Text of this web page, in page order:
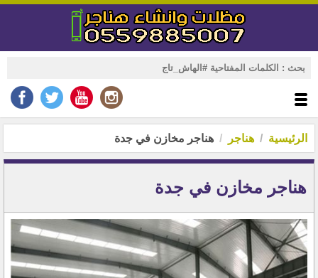
الرئيسية هناجر هناجر مخازن في جدة
هناجر مخازن في جدة